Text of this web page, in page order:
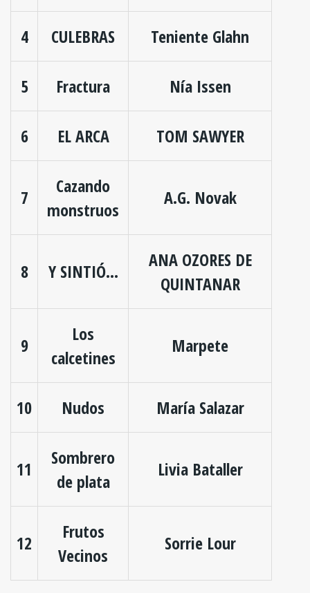
4 CULEBRAS Teniente Glahn
5 Fractura Nía Issen
6 EL ARCA TOM SAWYER
7
Cazando
monstruos
A.G. Novak
8 Y SINTIÓ…
ANA OZORES DE
QUINTANAR
9
Los
calcetines
Marpete
10 Nudos María Salazar
11
Sombrero
de plata
Livia Bataller
12
Frutos
Vecinos
Sorrie Lour